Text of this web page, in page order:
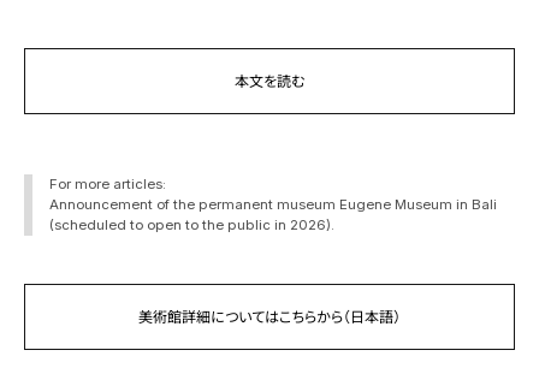
本文を読む
For more articles:
Announcement of the permanent museum Eugene Museum in Bali
(scheduled to open to the public in 2026).
美術館詳細についてはこちらから（日本語）